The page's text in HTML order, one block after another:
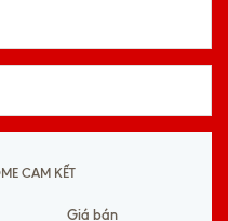
CAM KẾT
Giá bán